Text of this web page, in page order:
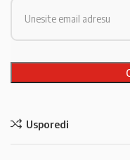
Usporedi